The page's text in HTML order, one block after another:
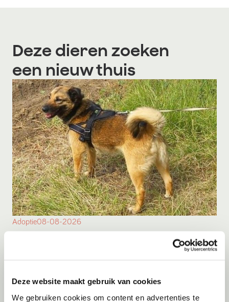
Deze website maakt gebruik van cookies
We gebruiken cookies om content en advertenties te
Deze dieren zoeken
een nieuw thuis
Adoptie08-08-2026